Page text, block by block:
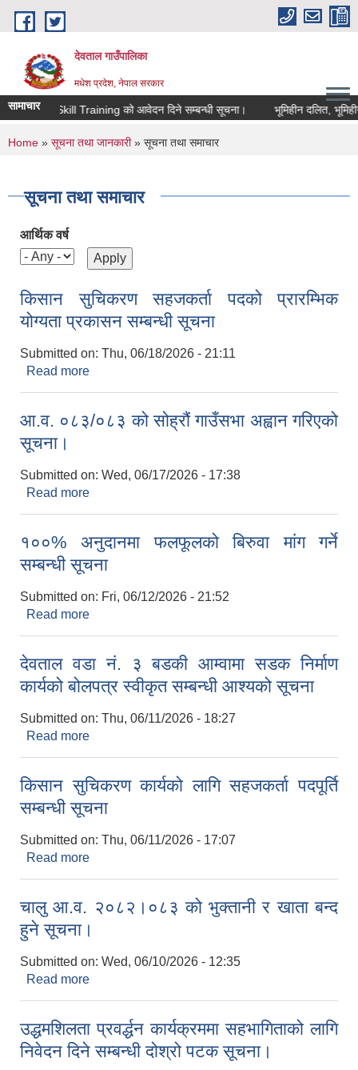
Skip to main content
देवताल गाउँपालिका
मधेश प्रदेश, नेपाल सरकार
सामाचार
Digital Skill Training को आवेदन दिने सम्बन्धी सूचना। भूमिहीन दलित,
You are here
Home » सूचना तथा जानकारी» सूचना तथा समाचार
सूचना तथा समाचार
आर्थिक वर्ष
किसान सुचिकरण सहजकर्ता पदको प्रारम्भिक
योग्यता प्रकासन सम्बन्धी सूचना
Submitted on: Thu, 06/18/2026 - 21:11
Read more
आ.व. ०८३/०८३ को सोह्रौं गाउँसभा अह्वान गरिएको
सूचना।
Submitted on: Wed, 06/17/2026 - 17:38
Read more
१००% अनुदानमा फलफूलको बिरुवा मांग गर्ने
सम्बन्धी सूचना
Submitted on: Fri, 06/12/2026 - 21:52
Read more
देवताल वडा नं. ३ बडकी आम्वामा सडक निर्माण
कार्यको बोलपत्र स्वीकृत सम्बन्धी आश्यको सूचना
Submitted on: Thu, 06/11/2026 - 18:27
Read more
किसान सुचिकरण कार्यको लागि सहजकर्ता पदपूर्ति
सम्बन्धी सूचना
Submitted on: Thu, 06/11/2026 - 17:07
Read more
चालु आ.व. २०८२।०८३ को भुक्तानी र खाता बन्द
हुने सूचना।
Submitted on: Wed, 06/10/2026 - 12:35
Read more
उद्धमशिलता प्रवर्द्धन कार्यक्रममा सहभागिताको लागि
निवेदन दिने सम्बन्धी दोश्रो पटक सूचना।